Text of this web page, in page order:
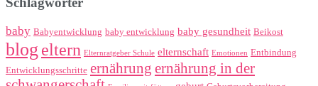
baby Babyentwicklung baby entwicklung baby gesundheit Beikost
blog eltern Elternratgeber Schule elternschaft Emotionen Entbindung
Entwicklungsschritte ernährung ernährung in der